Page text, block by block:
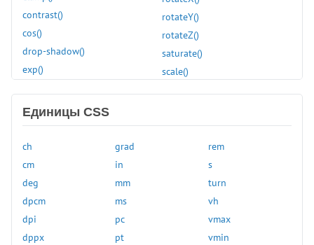
list-style-position
list-style-type
margin
margin-block
margin-block-start
margin-bottom
margin-inline
margin-inline-start
margin-left
margin-right
margin-top
contrast()
cos()
drop-shadow()
exp()
hsl()
hue-rotate()
hwb()
hypot()
inset()
invert()
light-dark()
linear-gradient()
rotateY()
rotateZ()
saturate()
scale()
scaleZ()
Единицы CSS
ch
cm
deg
dpcm
dpi
dppx
grad
in
mm
ms
pc
pt
rem
s
turn
vh
vmax
vmin